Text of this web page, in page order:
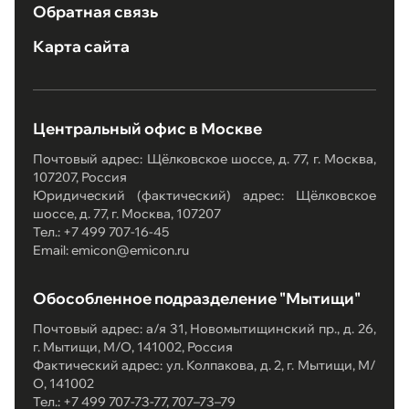
Обратная связь
Карта сайта
Центральный офис в Москве
Почтовый адрес: Щёлковское шоссе, д. 77, г. Москва,
107207, Россия
Юридический (фактический) адрес: Щёлковское
шоссе, д. 77, г. Москва, 107207
Тел.: +7 499 707-16-45
Email: emicon@emicon.ru
Обособленное подразделение "Мытищи"
Почтовый адрес: а/я 31, Новомытищинский пр., д. 26,
г. Мытищи, М/О, 141002, Россия
Фактический адрес: ул. Колпакова, д. 2, г. Мытищи, М/
О, 141002
Тел.: +7 499 707-73-77, 707–73–79